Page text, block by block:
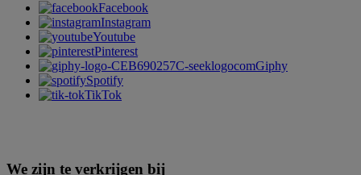
Facebook
Instagram
Youtube
Pinterest
Giphy
Spotify
TikTok
We zijn te verkrijgen bij